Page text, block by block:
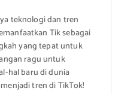
teknologi dan tren
Tik sebagai
yang tepat untuk
ragu untuk
hal baru di dunia
tren di TikTok!